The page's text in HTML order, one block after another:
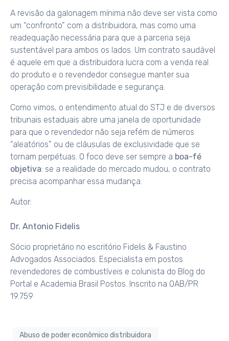
A revisão da galonagem mínima não deve ser vista como
um “confronto” com a distribuidora, mas como uma
readequação necessária para que a parceria seja
sustentável para ambos os lados. Um contrato saudável
é aquele em que a distribuidora lucra com a venda real
do produto e o revendedor consegue manter sua
operação com previsibilidade e segurança.
Como vimos, o entendimento atual do STJ e de diversos
tribunais estaduais abre uma janela de oportunidade
para que o revendedor não seja refém de números
“aleatórios” ou de cláusulas de exclusividade que se
tornam perpétuas. O foco deve ser sempre a boa-fé
objetiva: se a realidade do mercado mudou, o contrato
precisa acompanhar essa mudança.
Autor:
Dr. Antonio Fidelis
Sócio proprietário no escritório Fidelis & Faustino
Advogados Associados. Especialista em postos
revendedores de combustíveis e colunista do Blog do
Portal e Academia Brasil Postos. Inscrito na OAB/PR
19.759
Abuso de poder econômico distribuidora